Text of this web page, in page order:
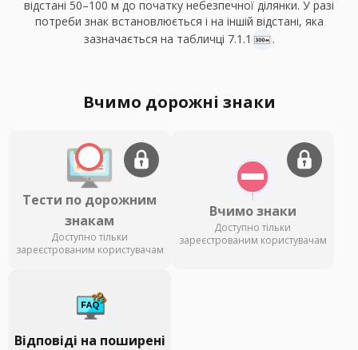
відстані 50–100 м до початку небезпечної ділянки. У разі
потреби знак встановлюється і на іншій відстані, яка
зазначається на табличці 7.1.1
.
Вчимо дорожні знаки
Тести по дорожним
знакам
Доступно тільки
зареєстрованим користувачам
Вчимо знаки
Доступно тільки
зареєстрованим користувачам
Відповіді на поширені